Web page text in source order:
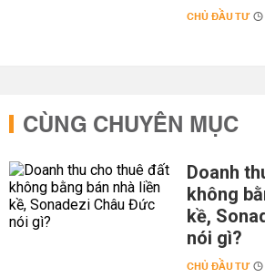
CHỦ ĐẦU TƯ
CÙNG CHUYÊN MỤC
Doanh
không
kề,
nói gì?
CHỦ ĐẦU TƯ